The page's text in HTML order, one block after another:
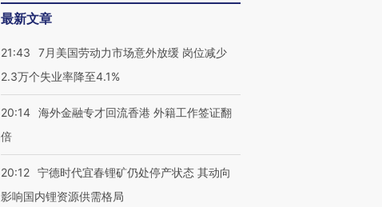
最新文章
21:43
7月美国劳动力市场意外放缓 岗位减少
2.3万个失业率降至4.1%
20:14 海外金融专才回流香港 外籍工作签证翻
倍
20:12 宁德时代宜春锂矿仍处停产状态 其动向
影响国内锂资源供需格局